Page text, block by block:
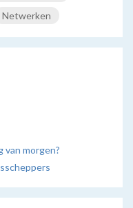
Netwerken
van morgen?